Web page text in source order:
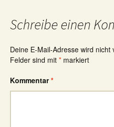
Schreibe einen
Deine E-Mail-Adresse wird nicht
Felder sind mit * markiert
Kommentar*